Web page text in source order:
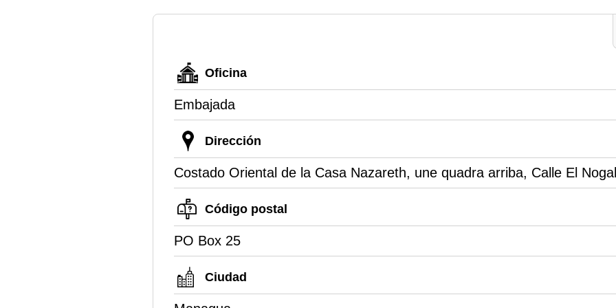
Oficina
Embajada
Dirección
Costado Oriental de la Casa Nazareth, une quadra arriba, Calle El Nogal
Código postal
PO Box 25
Ciudad